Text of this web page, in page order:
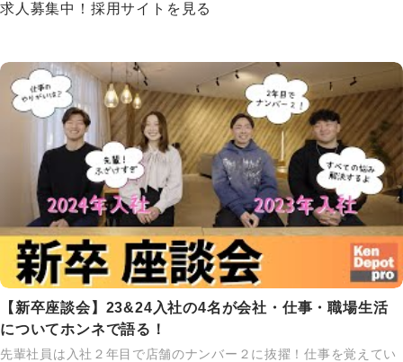
求人募集中！採用サイトを見る
【新卒座談会】23&24入社の4名が会社・仕事・職場生活
についてホンネで語る！
先輩社員は入社２年目で店舗のナンバー２に抜擢！仕事を覚えてい